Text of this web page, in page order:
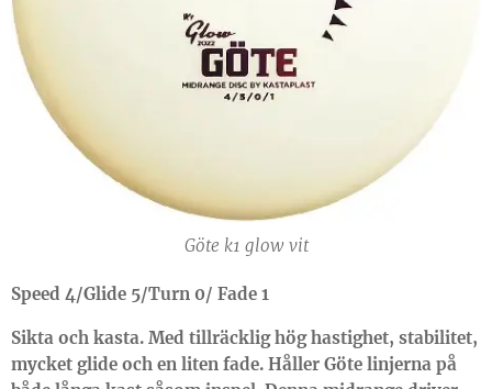
Göte k1 glow vit
Speed 4/Glide 5/Turn 0/ Fade 1
Sikta och kasta. Med tillräcklig hög hastighet, stabilitet,
mycket glide och en liten fade. Håller Göte linjerna på